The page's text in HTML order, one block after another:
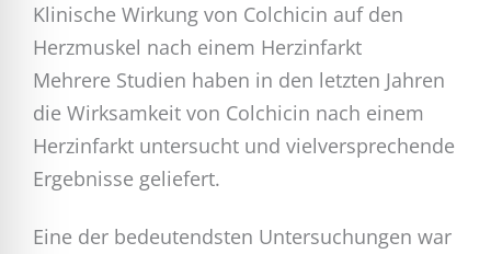
Klinische Wirkung von Colchicin auf den
Herzmuskel nach einem Herzinfarkt
Mehrere Studien haben in den letzten Jahren
die Wirksamkeit von Colchicin nach einem
Herzinfarkt untersucht und vielversprechende
Ergebnisse geliefert.
Eine der bedeutendsten Untersuchungen war